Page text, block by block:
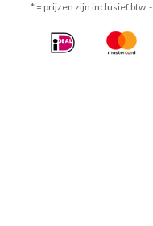
* = prijzen zijn inclusief btw -